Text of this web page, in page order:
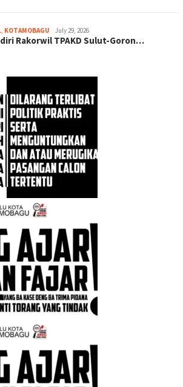
KOTAMOBAGU July 29, 2026
Rakorwil TPAKD Sulut-Goron…